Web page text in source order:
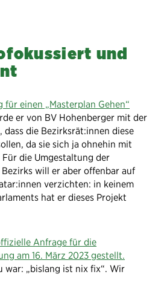
und
für einen „Masterplan Gehen“
er von BV Hohenberger mit der
die Bezirksrät:innen diese
da sie sich ja ohnehin mit
die Umgestaltung der
will er aber offenbar auf
verzichten: in keinem
hat er dieses Projekt
Anfrage für die
am 16. März 2023 gestellt.
war: „bislang ist nix fix“. Wir